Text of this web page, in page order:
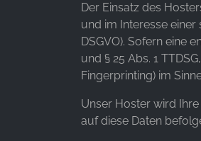
Der Einsatz des
und im Interesse
DSGVO). Sofern eine
und § 25 Abs. 1
Fingerprinting) im
Unser Hoster wird
auf diese Daten